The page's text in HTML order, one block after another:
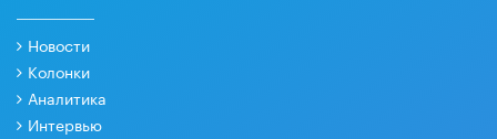
Новости
Колонки
Аналитика
Интервью